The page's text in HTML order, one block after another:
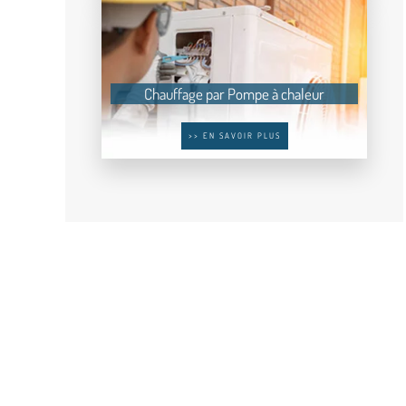
Chauffage par Pompe à chaleur
>> EN SAVOIR PLUS